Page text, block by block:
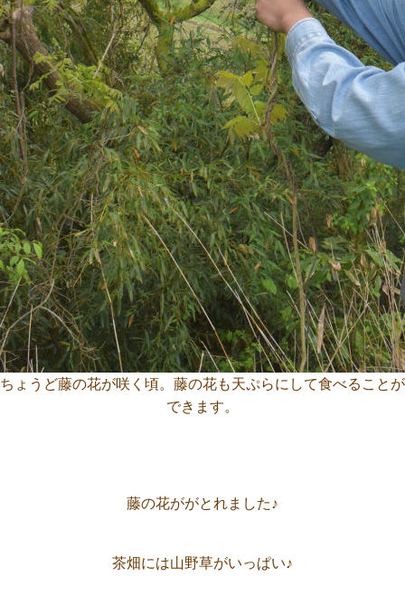
ちょうど藤の花が咲く頃。藤の花も天ぷらにして食べることが
できます。
藤の花ががとれました♪
茶畑には山野草がいっぱい♪